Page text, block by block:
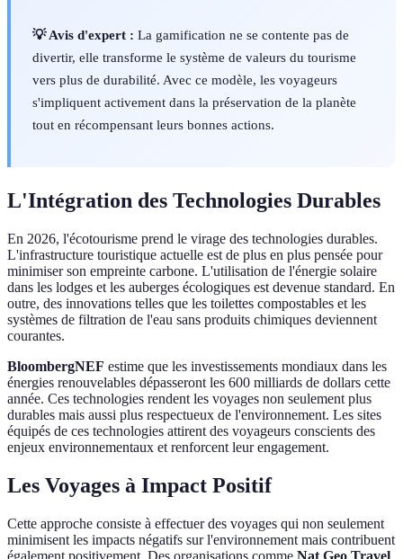
💡 Avis d'expert : La gamification ne se contente pas de
divertir, elle transforme le système de valeurs du tourisme
vers plus de durabilité. Avec ce modèle, les voyageurs
s'impliquent activement dans la préservation de la planète
tout en récompensant leurs bonnes actions.
L'Intégration des Technologies Durables
En 2026, l'écotourisme prend le virage des technologies durables.
L'infrastructure touristique actuelle est de plus en plus pensée pour
minimiser son empreinte carbone. L'utilisation de l'énergie solaire
dans les lodges et les auberges écologiques est devenue standard. En
outre, des innovations telles que les toilettes compostables et les
systèmes de filtration de l'eau sans produits chimiques deviennent
courantes.
BloombergNEF estime que les investissements mondiaux dans les
énergies renouvelables dépasseront les 600 milliards de dollars cette
année. Ces technologies rendent les voyages non seulement plus
durables mais aussi plus respectueux de l'environnement. Les sites
équipés de ces technologies attirent des voyageurs conscients des
enjeux environnementaux et renforcent leur engagement.
Les Voyages à Impact Positif
Cette approche consiste à effectuer des voyages qui non seulement
minimisent les impacts négatifs sur l'environnement mais contribuent
également positivement. Des organisations comme Nat Geo Travel